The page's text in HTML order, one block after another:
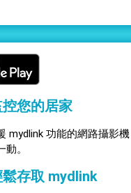
您的居家
mydlink 功能的網路攝影
。
存取 mydlink